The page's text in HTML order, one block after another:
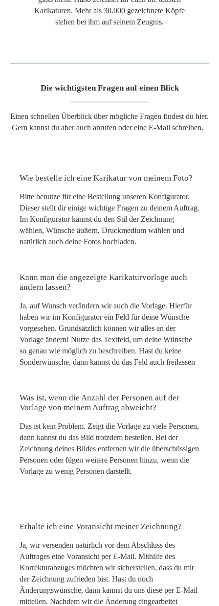
Karikaturen. Mehr als 30.000 gezeichnete Köpfe
stehen bei ihm auf seinem Zeugnis.
Die wichtigsten Fragen auf einen Blick
Einen schnellen Überblick über mögliche Fragen findest du hier.
Gern kannst du aber auch anrufen oder eine E-Mail schreiben.
Wie bestelle ich eine Karikatur von meinem Foto?
Bitte benutze für eine Bestellung unseren Konfigurator.
Dieser stellt dir einige wichtige Fragen zu deinem Auftrag.
Im Konfigurator kannst du den Stil der Zeichnung
wählen, Wünsche äußern, Druckmedium wählen und
natürlich auch deine Fotos hochladen.
Kann man die angezeigte Karikaturvorlage auch
ändern lassen?
Ja, auf Wunsch verändern wir auch die Vorlage. Hierfür
haben wir im Konfigurator ein Feld für deine Wünsche
vorgesehen. Grundsätzlich können wir alles an der
Vorlage ändern! Nutze das Textfeld, um deine Wünsche
so genau wie möglich zu beschreiben. Hast du keine
Sonderwünsche, dann kannst du das Feld auch freilassen
Was ist, wenn die Anzahl der Personen auf der
Vorlage von meinem Auftrag abweicht?
Das ist kein Problem. Zeigt die Vorlage zu viele Personen,
dann kannst du das Bild trotzdem bestellen. Bei der
Zeichnung deines Bildes entfernen wir die überschüssigen
Personen oder fügen weitere Personen hinzu, wenn die
Vorlage zu wenig Personen darstellt.
Erhalte ich eine Voransicht meiner Zeichnung?
Ja, wir versenden natürlich vor dem Abschluss des
Auftrages eine Voransicht per E-Mail. Mithilfe des
Korrekturabzuges möchten wir sicherstellen, dass du mit
der Zeichnung zufrieden bist. Hast du noch
Änderungswünsche, dann kannst du uns diese per E-Mail
mitteilen. Nachdem wir die Änderung eingearbeitet